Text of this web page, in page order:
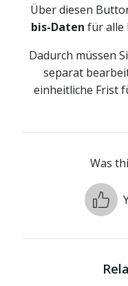
Über diesen
bis-Daten für alle
Dadurch müssen
separat
einheitliche Frist
Was